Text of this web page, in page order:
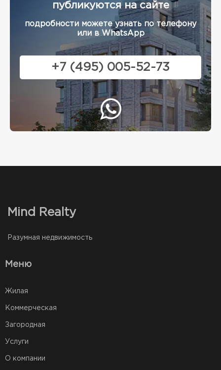
публикуются на сайте
подробности можете узнать по телефону
или в WhatsApp
+7 (495) 005-52-73
Mind Realty
Разумная недвижимость
Меню
Жилая
Коммерческая
Загородная
Услуги
О компании